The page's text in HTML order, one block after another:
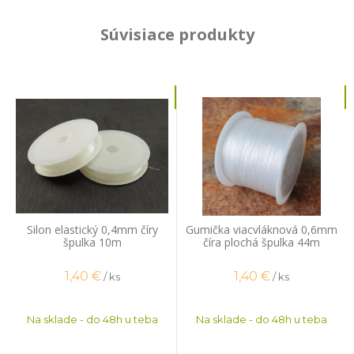
Súvisiace produkty
Silon elastický 0,4mm číry
špulka 10m
1,40 € / ks
Na sklade - do 48h u teba
Gumička viacvláknová 0,6mm
číra plochá špulka 44m
1,40 €/ ks
Na sklade - do 48h u teba